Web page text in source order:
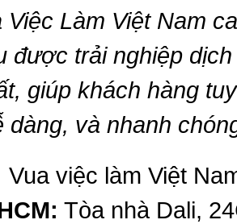
Việc Làm Việt Nam
được trải nghiệp
giúp khách hàng
dàng, và nhanh
Vua việc làm Việt
Tòa nhà Dali,